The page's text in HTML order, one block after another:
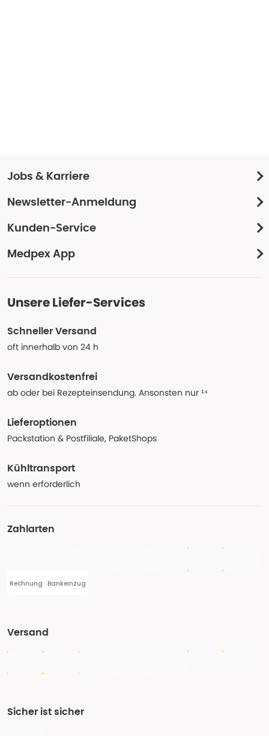
Jobs & Karriere
Newsletter-Anmeldung
Kunden-Service
Medpex App
Unsere Liefer-Services
Schneller Versand
oft innerhalb von 24 h
Versandkostenfrei
ab oder bei Rezepteinsendung. Ansonsten nur ¹⁴
Lieferoptionen
Packstation & Postfiliale, PaketShops
Kühltransport
wenn erforderlich
Zahlarten
Rechnung Bankeinzug
Versand
Sicher ist sicher